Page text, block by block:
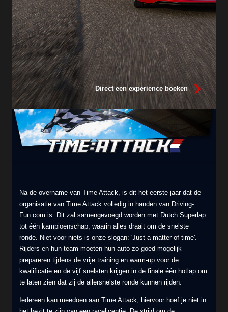
Direct een experience boeken
Na de overname van Time Attack, is dit het eerste jaar dat de
organisatie van Time Attack volledig in handen van Driving-
Fun.com is. Dit zal samengevoegd worden met Dutch Superlap
tot één kampioenschap, waarin alles draait om de snelste
ronde. Niet voor niets is onze slogan: 'Just a matter of time'.
Rijders en hun team moeten hun auto zo goed mogelijk
prepareren tijdens de vrije training en warm-up voor de
kwalificatie en de vijf snelsten krijgen in de finale één hotlap om
te laten zien dat zij de allersnelste ronde kunnen rijden.
Iedereen kan meedoen aan Time Attack, hiervoor hoef je niet in